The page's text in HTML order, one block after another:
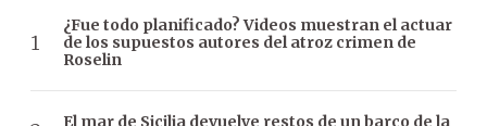
¿Fue todo planificado? Videos muestran el actuar
de los supuestos autores del atroz crimen de
Roselin
El mar de Sicilia devuelve restos de un barco de la